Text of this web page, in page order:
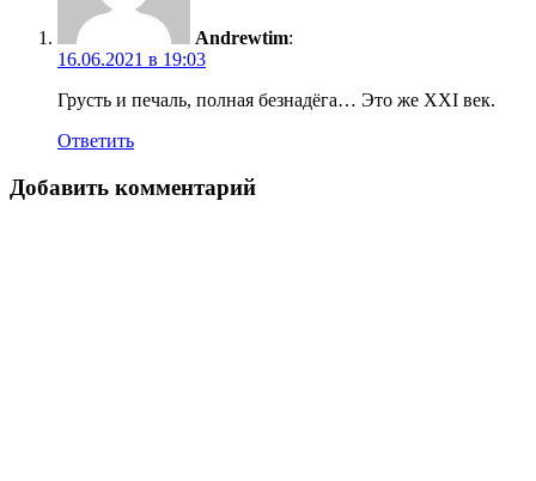
Andrewtim:
16.06.2021 в 19:03
Грусть и печаль, полная безнадёга… Это же XXI век.
Ответить
Добавить комментарий